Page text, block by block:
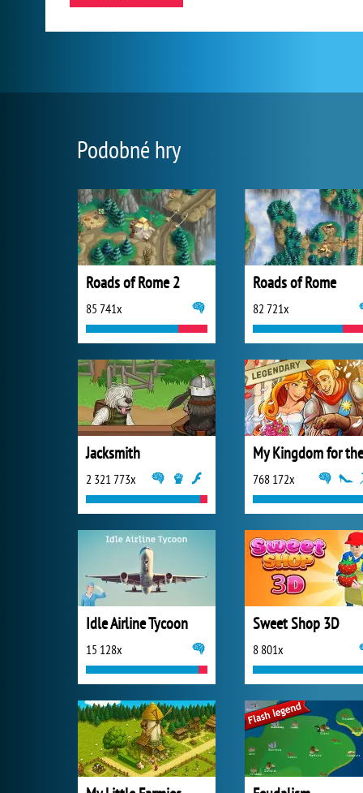
Podobné hry
Roads of Rome 2
85 741x
Roads of Rome
82 721x
Jacksmith
2 321 773x 768 172x
Idle Airline Tycoon
15 128x
Sweet Shop 3D
8 801x